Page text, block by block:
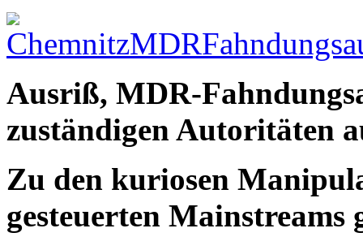
Ausriß, MDR-
zuständigen Autoritäten
Zu den kuriosen
gesteuerten Mainstreams